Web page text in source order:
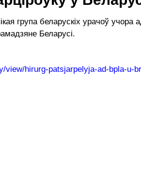
група беларускіх урачоў учора
Беларусі.
view/hirurg-patsjarpelyja-ad-bpla-u-